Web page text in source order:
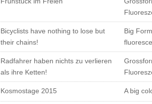
Bicyclists have nothing to lose but
their chains!
Big
Radfahrer haben nichts zu verlieren
als ihre Ketten!
Kosmostage 2015 A big